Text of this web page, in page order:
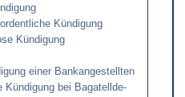
Kündi­gung
Kündi­gung
ei­ner Bank­an­ge­stell­ten
Kündi­gung bei Ba­ga­tell­de­